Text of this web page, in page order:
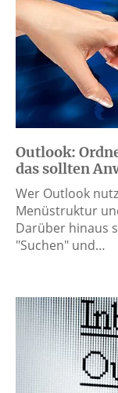
Outlook:
das sollten
Wer Outlook
Menüstruktur
Darüber hinaus
"Suchen" und…